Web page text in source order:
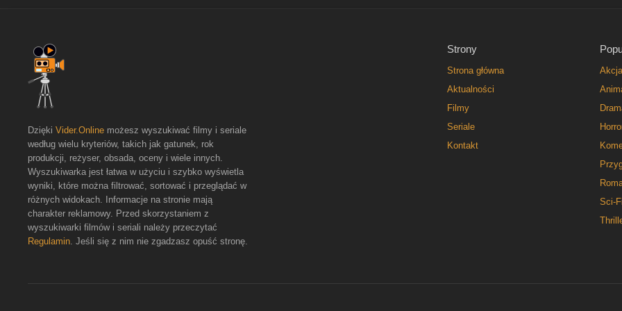
Strony
Strona główna
Aktualności
Filmy
Seriale
Kontakt
Akcja
Sci-Fi
Dzięki Vider.Online możesz wyszukiwać filmy i seriale
według wielu kryteriów, takich jak gatunek, rok
produkcji, reżyser, obsada, oceny i wiele innych.
Wyszukiwarka jest łatwa w użyciu i szybko wyświetla
wyniki, które można filtrować, sortować i przeglądać w
różnych widokach. Informacje na stronie mają
charakter reklamowy. Przed skorzystaniem z
wyszukiwarki filmów i seriali należy przeczytać
Regulamin. Jeśli się z nim nie zgadzasz opuść stronę.